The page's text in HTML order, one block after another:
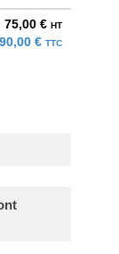
75,00 € HT
90,00 € TTC